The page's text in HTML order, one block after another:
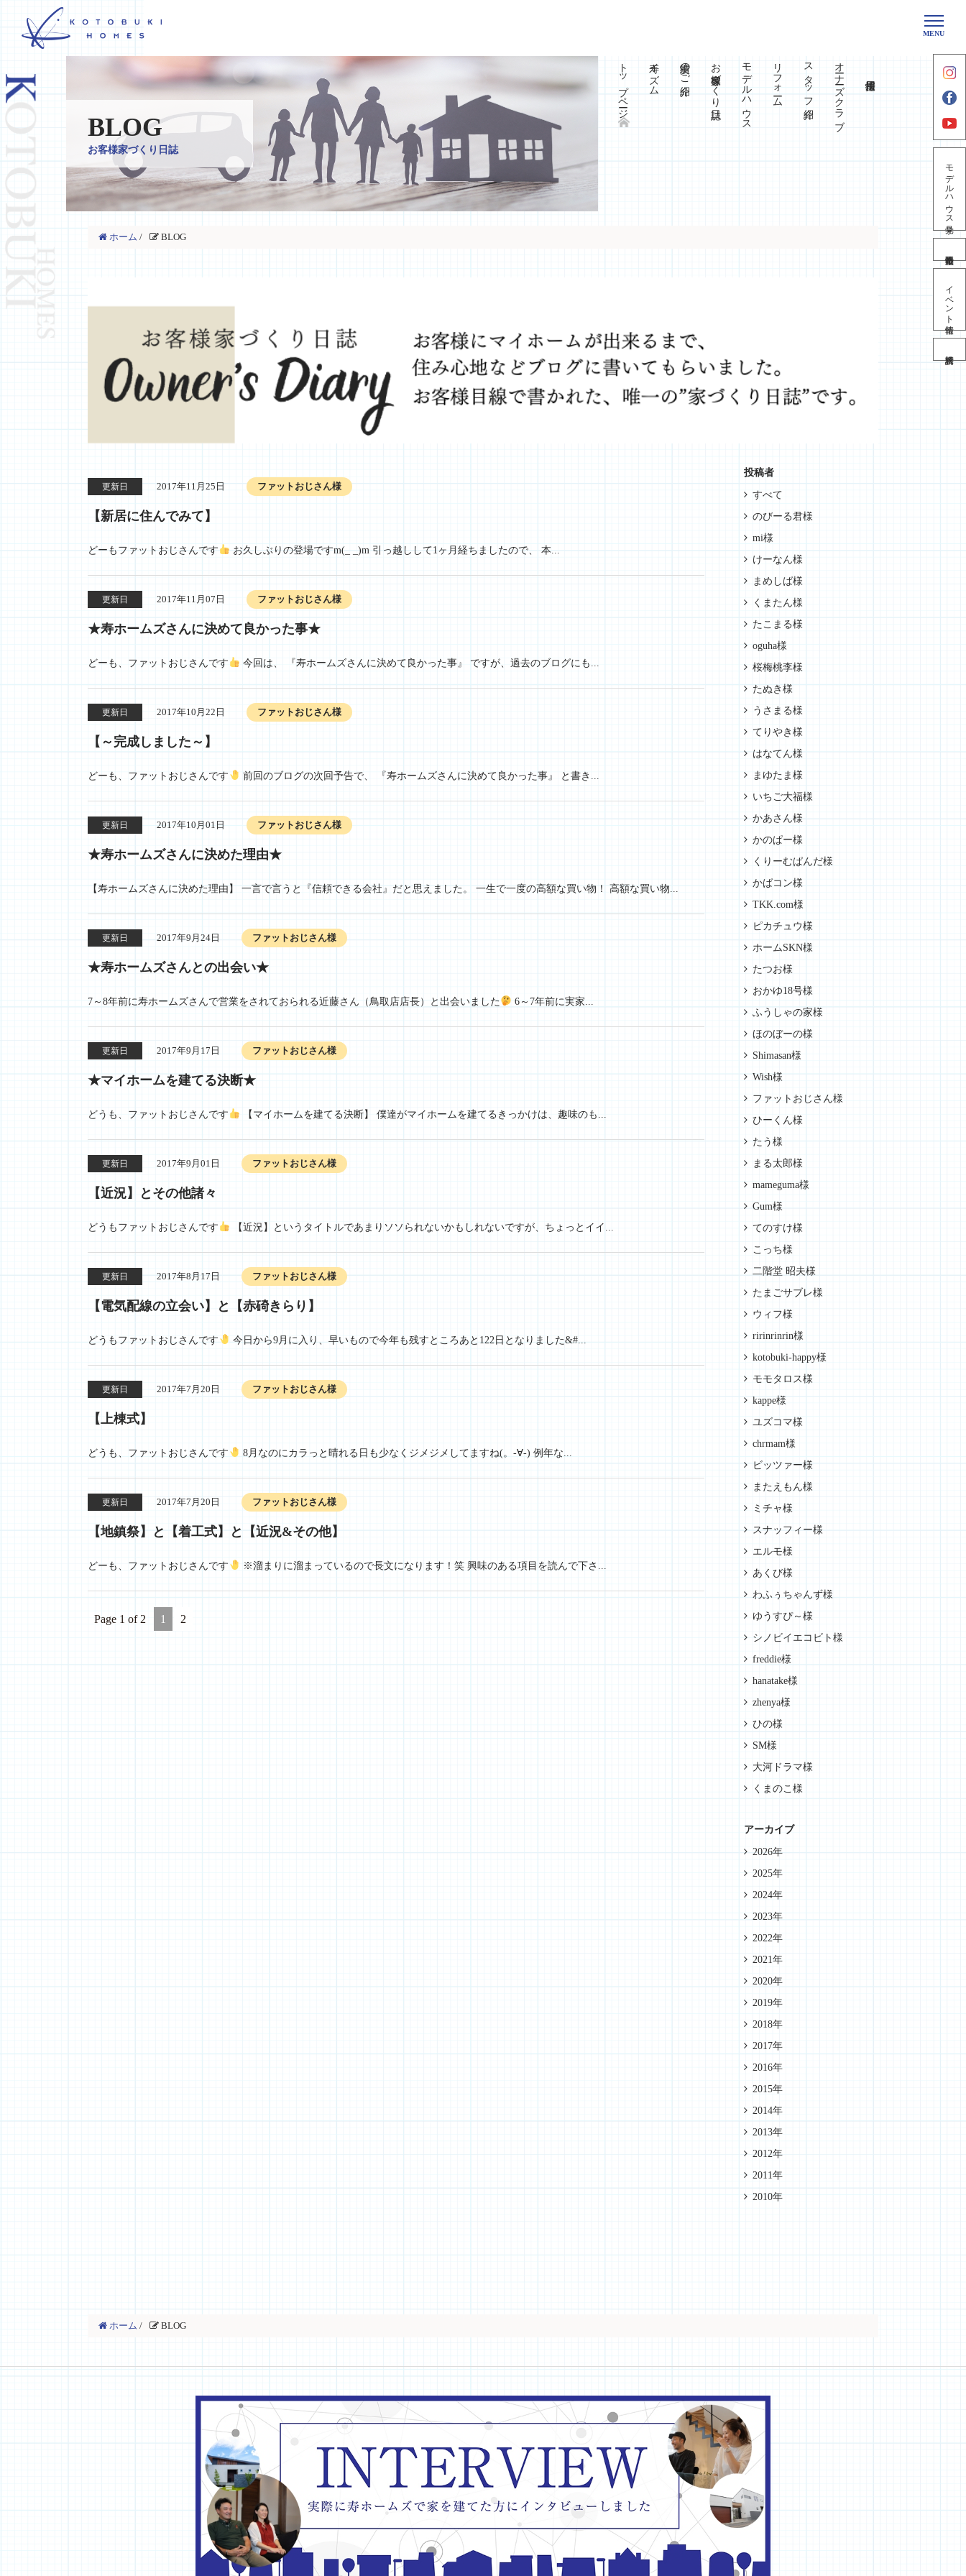
MENU
モデルハウス見学
イベント情報
トップページ 寿イズム 実績のご紹介 お客様家づくり日誌 モデルハウス リフォーム スタッフ紹介 オーナーズクラブ
BLOG
お客様家づくり日誌
ホーム / BLOG
更新日 2017年11月25日 ファットおじさん様
【新居に住んでみて】
どーもファットおじさんです お久しぶりの登場ですm(_ _)m 引っ越しして1ヶ月経ちましたので、 本...
更新日 2017年11月07日 ファットおじさん様
★寿ホームズさんに決めて良かった事★
どーも、ファットおじさんです 今回は、 『寿ホームズさんに決めて良かった事』 ですが、過去のブログにも...
更新日 2017年10月22日 ファットおじさん様
【～完成しました～】
どーも、ファットおじさんです 前回のブログの次回予告で、 『寿ホームズさんに決めて良かった事』 と書き...
更新日 2017年10月01日 ファットおじさん様
★寿ホームズさんに決めた理由★
【寿ホームズさんに決めた理由】 一言で言うと『信頼できる会社』だと思えました。 一生で一度の高額な買い物！ 高額な買い物...
更新日 2017年9月24日 ファットおじさん様
★寿ホームズさんとの出会い★
7～8年前に寿ホームズさんで営業をされておられる近藤さん（鳥取店店長）と出会いました 6～7年前に実家...
更新日 2017年9月17日 ファットおじさん様
★マイホームを建てる決断★
どうも、ファットおじさんです 【マイホームを建てる決断】 僕達がマイホームを建てるきっかけは、趣味のも...
更新日 2017年9月01日 ファットおじさん様
【近況】とその他諸々
どうもファットおじさんです 【近況】というタイトルであまりソソられないかもしれないですが、ちょっとイイ...
更新日 2017年8月17日 ファットおじさん様
【電気配線の立会い】と【赤碕きらり】
どうもファットおじさんです 今日から9月に入り、早いもので今年も残すところあと122日となりました&#...
更新日 2017年7月20日 ファットおじさん様
【上棟式】
どうも、ファットおじさんです 8月なのにカラっと晴れる日も少なくジメジメしてますね(。-∀-) 例年な...
更新日 2017年7月20日 ファットおじさん様
【地鎮祭】と【着工式】と【近況&その他】
どーも、ファットおじさんです ※溜まりに溜まっているので長文になります！笑 興味のある項目を読んで下さ...
Page 1 of 2 1 2
投稿者
すべて
のびーる君様
mi様
けーなん様
まめしば様
くまたん様
たこまる様
oguha様
桜梅桃李様
たぬき様
うさまる様
てりやき様
はなてん様
まゆたま様
いちご大福様
かあさん様
かのぱー様
くりーむぱんだ様
かばコン様
TKK.com様
ピカチュウ様
ホームSKN様
たつお様
おかゆ18号様
ふうしゃの家様
ほのぼーの様
Shimasan様
Wish様
ファットおじさん様
ひーくん様
たう様
まる太郎様
mameguma様
Gum様
てのすけ様
こっち様
二階堂 昭夫様
たまごサブレ様
ウィフ様
ririnrinrin様
kotobuki-happy様
モモタロス様
kappe様
ユズコマ様
chrmam様
ビッツァー様
またえもん様
ミチャ様
スナッフィー様
エルモ様
あくび様
わふぅちゃんず様
ゆうすぴ～様
シノビイエコビト様
freddie様
hanatake様
zhenya様
ひの様
SM様
大河ドラマ様
くまのこ様
アーカイブ
2026年
2025年
2024年
2023年
2022年
2021年
2020年
2019年
2018年
2017年
2016年
2015年
2014年
2013年
2012年
2011年
2010年
ホーム / BLOG